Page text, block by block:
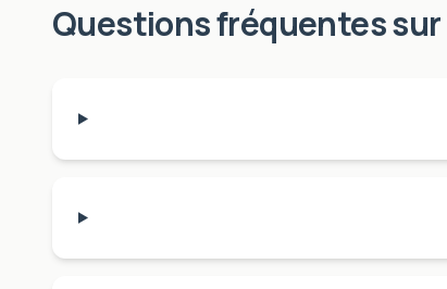
Questions fréquentes sur